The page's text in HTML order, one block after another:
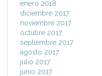
enero 2018
diciembre 2017
noviembre 2017
octubre 2017
septiembre 2017
agosto 2017
julio 2017
junio 2017